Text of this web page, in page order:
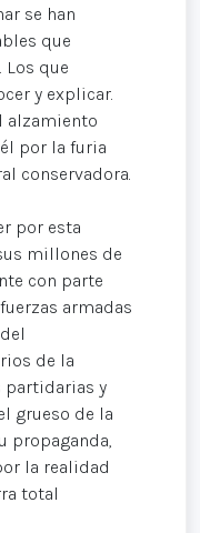
se han
que
que
y explicar.
alzamiento
por la furia
conservadora.
por esta
millones de
con parte
armadas
de la
partidarias y
grueso de la
propaganda,
la realidad
total